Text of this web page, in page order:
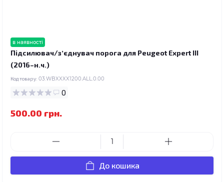
в наявності
Підсилювач/зʼєднувач порога для Peugeot Expert III
(2016–н.ч.)
Код товару: 03.WBXXXX1200.ALL.0.00
0
500.00 грн.
До кошика